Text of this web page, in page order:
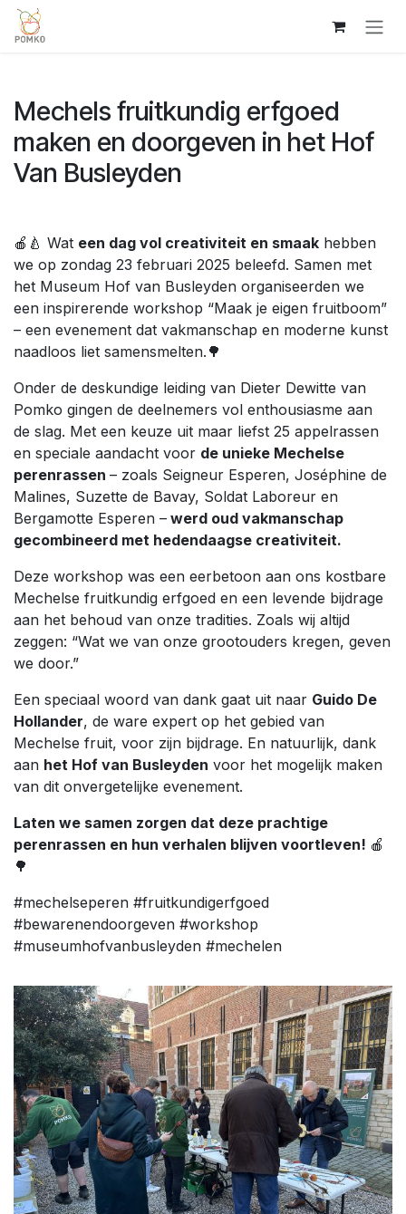
Overslaan naar inhoud
Mechels fruitkundig erfgoed
maken en doorgeven in het Hof
Van Busleyden
🍎🍐 Wat een dag vol creativiteit en smaak hebben
we op zondag 23 februari 2025 beleefd. Samen met
het Museum Hof van Busleyden organiseerden we
een inspirerende workshop “Maak je eigen fruitboom”
– een evenement dat vakmanschap en moderne kunst
naadloos liet samensmelten.🌳
Onder de deskundige leiding van Dieter Dewitte van
Pomko gingen de deelnemers vol enthousiasme aan
de slag. Met een keuze uit maar liefst 25 appelrassen
en speciale aandacht voor de unieke Mechelse
perenrassen – zoals Seigneur Esperen, Joséphine de
Malines, Suzette de Bavay, Soldat Laboreur en
Bergamotte Esperen – werd oud vakmanschap
gecombineerd met hedendaagse creativiteit.
Deze workshop was een eerbetoon aan ons kostbare
Mechelse fruitkundig erfgoed en een levende bijdrage
aan het behoud van onze tradities. Zoals wij altijd
zeggen: “Wat we van onze grootouders kregen, geven
we door.”
Een speciaal woord van dank gaat uit naar Guido De
Hollander, de ware expert op het gebied van
Mechelse fruit, voor zijn bijdrage. En natuurlijk, dank
aan het Hof van Busleyden voor het mogelijk maken
van dit onvergetelijke evenement.
Laten we samen zorgen dat deze prachtige
perenrassen en hun verhalen blijven voortleven! 🍎
🌳
#mechelseperen #fruitkundigerfgoed
#bewarenendoorgeven #workshop
#museumhofvanbusleyden #mechelen